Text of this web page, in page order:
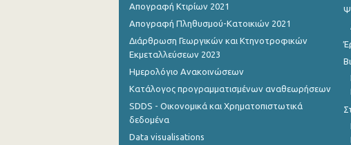
Απογραφή Κτιρίων 2021
Απογραφή Πληθυσμού-Κατοικιών 2021
Διάρθρωση Γεωργικών και Κτηνοτροφικών
Εκμεταλλεύσεων 2023
Ημερολόγιο Ανακοινώσεων
Κατάλογος προγραμματισμένων αναθεωρήσεων
SDDS - Οικονομικά και Χρηματοπιστωτικά
δεδομένα
Data visualisations